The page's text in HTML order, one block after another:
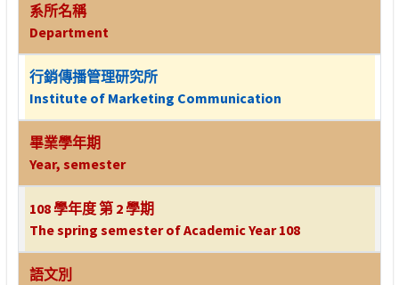
系所名稱
Department
行銷傳播管理研究所
Institute of Marketing Communication
畢業學年期
Year, semester
108 學年度 第 2 學期
The spring semester of Academic Year 108
語文別